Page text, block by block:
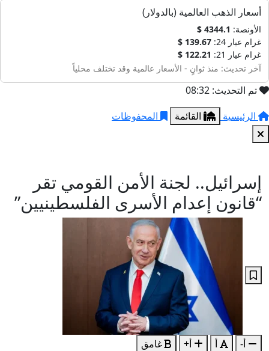
أسعار الذهب العالمية (بالدولار)
الأونصة: 4344.1 $
غرام عيار 24:
139.67 $
غرام عيار 21:
122.21 $
آخر تحديث: منذ ثوانٍ - الأسعار عالمية وقد تختلف محلياً
تم التحديث: 08:32
الرئيسية
القائمة المحفوظات
إسرائيل.. لجنة الأمن القومي تقر
“قانون إعدام الأسرى الفلسطينيين”
أ- أ أ+
غامق